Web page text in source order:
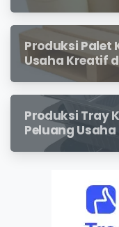
Produksi Palet
Usaha Kreatif
Terjangkau
Produksi Tray
Peluang
Packaging